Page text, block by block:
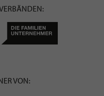
VON: